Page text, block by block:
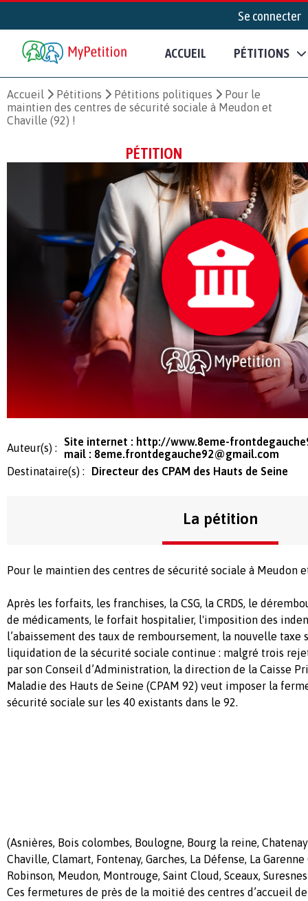
Se connecter
ACCUEIL PÉTITIONS
Accueil Pétitions Pétitions politiques
Pour le
maintien des centres de sécurité sociale à Meudon et
Chaville (92) !
PÉTITION
Auteur(s) :
Site internet : http://www.8eme-
mail : 8eme.frontdegauche92@gmail.com
Destinataire(s) :
Directeur des CPAM des Hauts de Seine
La pétition
Pour le maintien des centres de sécurité sociale à Meudon
Après les forfaits, les franchises, la CSG, la CRDS, le
de médicaments, le forfait hospitalier, l'imposition des
l’abaissement des taux de remboursement, la nouvelle taxe
liquidation de la sécurité sociale continue : malgré trois
par son Conseil d’Administration, la direction de la Caisse
Maladie des Hauts de Seine (CPAM 92) veut imposer la
sécurité sociale sur les 40 existants dans le 92.
(Asnières, Bois colombes, Boulogne, Bourg la reine,
Chaville, Clamart, Fontenay, Garches, La Défense, La
Robinson, Meudon, Montrouge, Saint Cloud, Sceaux,
Ces fermetures de près de la moitié des centres d’accueil